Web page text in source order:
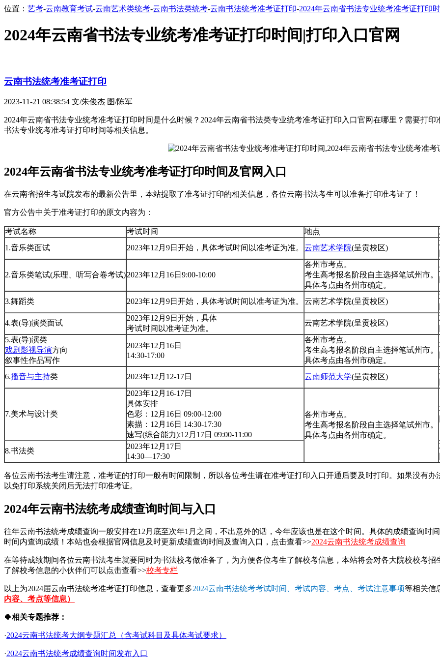
位置： 艺考-云南教育考试-云南艺术类统考-云南书法类统考-云南书法统考准考证打印-2024年云南省书法专业统考准考证打印
2024年云南省书法专业统考准考证打印时间|打印入口官网
云南书法统考准考证打印
2023-11-21 08:38:54 文/朱俊杰 图/陈军
2024年云南省书法专业统考准考证打印时间是什么时候？2024年云南省书法类专业统考准考证打印入口官网在哪里？需要打
书法专业统考准考证打印时间等相关信息。
2024年云南省书法专业统考准考证打印时间及官网入口
在云南省招生考试院发布的最新公告里，本站提取了准考证打印的相关信息，各位云南书法考生可以准备打印准考证了！
官方公告中关于准考证打印的原文内容为：
考试名称 考试时间 地点
1.音乐类面试
2023年12月9日开始，具体考试时间以准考证为准。 云南艺术学院(呈贡校区)
2.音乐类笔试(乐理、听写合卷考试)2023年12月16日9:00-10:00
各州市考点。
考生高考报名阶段自主选择笔试州市。
具体考点由各州市确定。
3.舞蹈类 2023年12月9日开始，具体考试时间以准考证为准。 云南艺术学院(呈贡校区)
4.表(导)演类面试
2023年12月9日开始，具体
考试时间以准考证为准。
云南艺术学院(呈贡校区)
5.表(导)演类
戏剧影视导演方向
叙事性作品写作
2023年12月16日
14:30-17:00
各州市考点。
考生高考报名阶段自主选择笔试州市。
具体考点由各州市确定。
6.播音与主持类 2023年12月12-17日 云南师范大学(呈贡校区)
7.美术与设计类
2023年12月16-17日
具体安排
色彩：12月16日 09:00-12:00
素描：12月16日 14:30-17:30
速写(综合能力):12月17日 09:00-11:00
各州市考点。
考生高考报名阶段自主选择笔试州市。
具体考点由各州市确定。
8.书法类
2023年12月17日
14:30—17:30
各位云南书法考生请注意，准考证的打印一般有时间限制，所以各位考生请在准考证打印入口开通后要及时打印。如果没有
以免打印系统关闭后无法打印准考证。
2024年云南书法统考成绩查询时间与入口
往年云南书法统考成绩查询一般安排在12月底至次年1月之间，不出意外的话，今年应该也是在这个时间。具体的成绩查询时
时间内查询成绩！本站也会根据官网信息及时更新成绩查询时间及查询入口，点击查看>>2024云南书法统考成绩查询
在等待成绩期间各位云南书法考生就要同时为书法校考做准备了，为方便各位考生了解校考信息，本站将会对各大院校校考
了解校考信息的小伙伴们可以点击查看>>校考专栏
以上为2024届云南书法统考准考证打印信息，查看更多2024云南书法统考考试时间、考试内容、考点、考试注意事项等相关信
内容、考点等信息）
🍀相关专题推荐：
·2024云南书法统考大纲专题汇总（含考试科目及具体考试要求）
·2024云南书法统考成绩查询时间发布入口